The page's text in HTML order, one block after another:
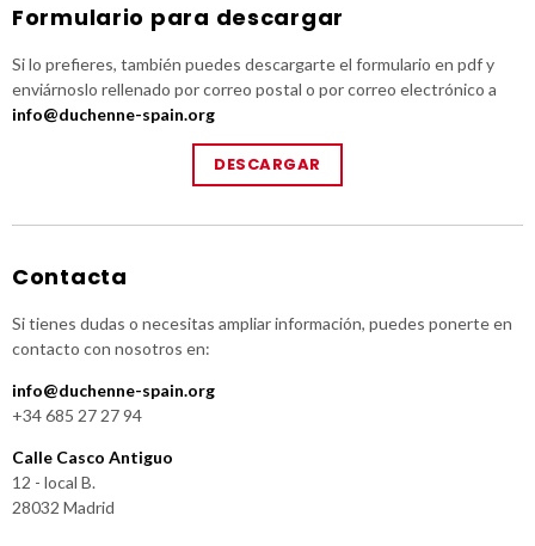
Formulario para descargar
Si lo prefieres, también puedes descargarte el formulario en pdf y
enviárnoslo rellenado por correo postal o por correo electrónico a
info@duchenne-spain.org
DESCARGAR
Contacta
Si tienes dudas o necesitas ampliar información, puedes ponerte en
contacto con nosotros en:
info@duchenne-spain.org
+34 685 27 27 94
Calle Casco Antiguo
12 - local B.
28032 Madrid